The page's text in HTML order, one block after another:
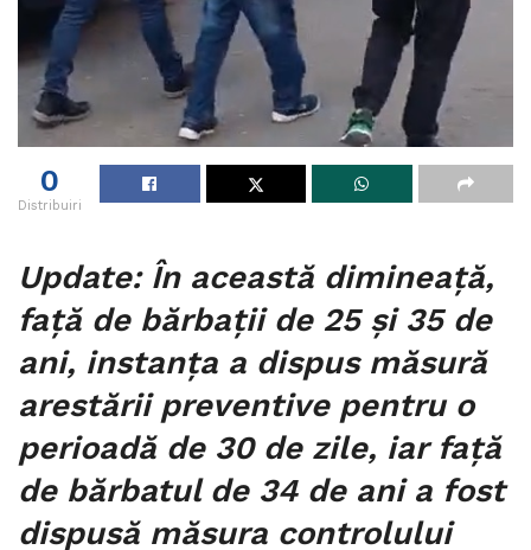
0
Distribuiri
Update: În această dimineață,
față de bărbații de 25 și 35 de
ani, instanța a dispus măsură
arestării preventive pentru o
perioadă de 30 de zile, iar față
de bărbatul de 34 de ani a fost
dispusă măsura controlului